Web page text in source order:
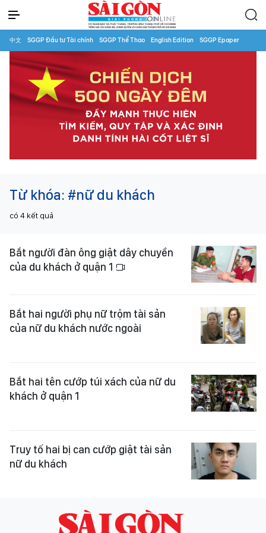
中文 SGGP Đầu tư Tài chính SGGP Thể Thao English Edition SGGP Epaper
Từ khóa: #nữ du khách
có 4 kết quả
Bắt người đàn ông giật dây chuyền
của du khách ở quận 1
Bắt hai người phụ nữ trộm tài sản
của nữ du khách nước ngoài
Bắt hai tên cướp túi xách của nữ du
khách ở quận 1
Truy tố hai bị can cướp giật tài sản
nữ du khách